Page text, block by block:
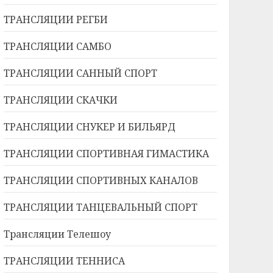
ТРАНСЛЯЦИИ РЕГБИ
ТРАНСЛЯЦИИ САМБО
ТРАНСЛЯЦИИ САННЫЙ СПОРТ
ТРАНСЛЯЦИИ СКАЧКИ
ТРАНСЛЯЦИИ СНУКЕР И БИЛЬЯРД
ТРАНСЛЯЦИИ СПОРТИВНАЯ ГИМАСТИКА
ТРАНСЛЯЦИИ СПОРТИВНЫХ КАНАЛОВ
ТРАНСЛЯЦИИ ТАНЦЕВАЛЬНЫЙ СПОРТ
Трансляции Телешоу
ТРАНСЛЯЦИИ ТЕННИСА